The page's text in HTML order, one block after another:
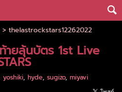
> thelastrockstars12262022
ายลุ้นบัตร 1st Live
yoshiki, hyde, sugizo, miyavi